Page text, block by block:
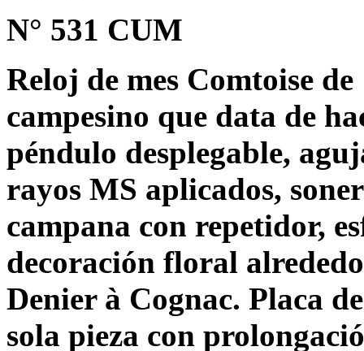
N° 531 CUM
Reloj de mes Comtoise
campesino que data de
péndulo desplegable,
rayos MS aplicados,
campana con repetidor,
decoración floral
Denier à Cognac. Placa
sola pieza con